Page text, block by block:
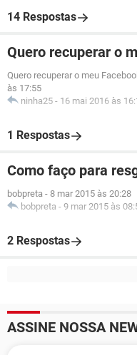
14 Respostas
Quero recuperar o
Quero recuperar o meu
às 17:55
ninha25 - 16 mai 2016 às
1 Respostas
Como faço para
bobpreta - 8 mar 2015 às 20:28
bobpreta - 9 mar 2015 às
2 Respostas
ASSINE NOSSA